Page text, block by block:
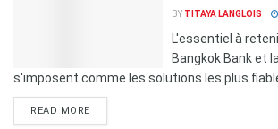
BY TITAYA LANGLOIS
L'essentiel à
Bangkok Bank et
s'imposent comme les solutions les plus
READ MORE